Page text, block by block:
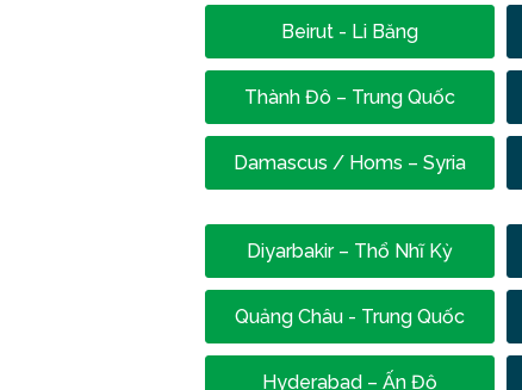
Beirut - Li Băng
Thành Đô – Trung Quốc
Damascus / Homs – Syria
Diyarbakir – Thổ Nhĩ Kỳ
Quảng Châu - Trung Quốc
Hyderabad – Ấn Độ